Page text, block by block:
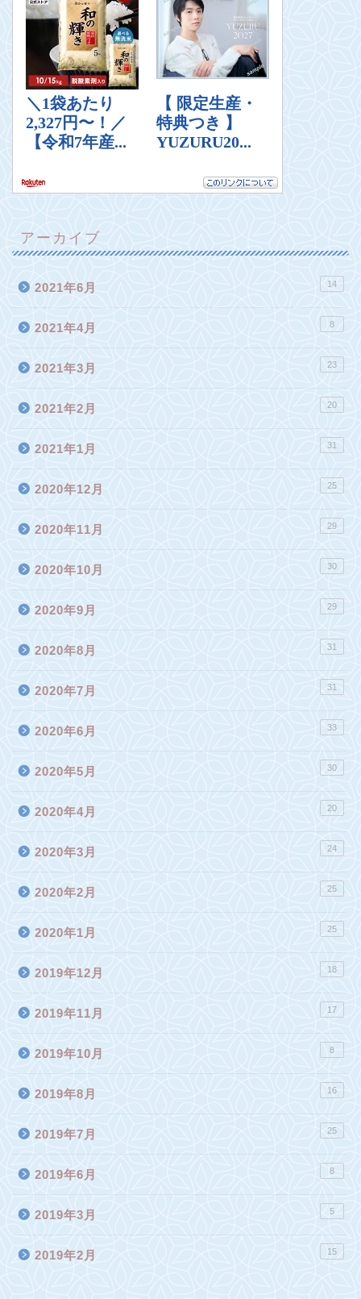
アーカイブ
2021年6月 14
2021年4月 8
2021年3月 23
2021年2月 20
2021年1月 31
2020年12月 25
2020年11月 29
2020年10月 30
2020年9月 29
2020年8月 31
2020年7月 31
2020年6月 33
2020年5月 30
2020年4月 20
2020年3月 24
2020年2月 25
2020年1月 25
2019年12月 18
2019年11月 17
2019年10月 8
2019年8月 16
2019年7月 25
2019年6月 8
2019年3月 5
2019年2月 15